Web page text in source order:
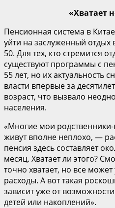
«Хватает
Пенсионная система в
уйти на заслуженный
50. Для тех, кто стремится
существуют программы с
55 лет, но их актуальность
власти впервые за
возраст, что вызвало
населения.
«Многие мои
живут вполне неплохо, —
пенсия здесь составляет
месяц. Хватает ли этого?
точно хватает, но все
расходы. А вот такая
зависит уже от
детей или накоплений».